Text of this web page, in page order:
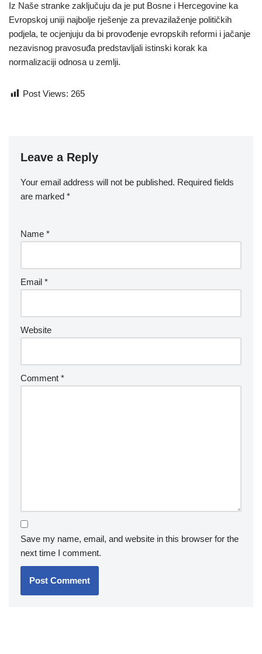
Iz Naše stranke zaključuju da je put Bosne i Hercegovine ka
Evropskoj uniji najbolje rješenje za prevazilaženje političkih
podjela, te ocjenjuju da bi provođenje evropskih reformi i jačanje
nezavisnog pravosuđa predstavljali istinski korak ka
normalizaciji odnosa u zemlji.
Post Views: 265
Leave a Reply
Your email address will not be published. Required fields
are marked *
Name *
Email *
Website
Comment *
Save my name, email, and website in this browser for the
next time I comment.